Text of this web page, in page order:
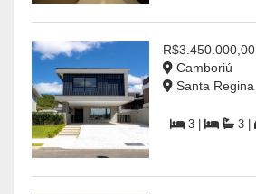
R$3.450.000,00
Camboriú
Santa Regina
3 | 3 |